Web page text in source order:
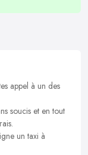
appel à un des
soucis et en tout
un taxi à